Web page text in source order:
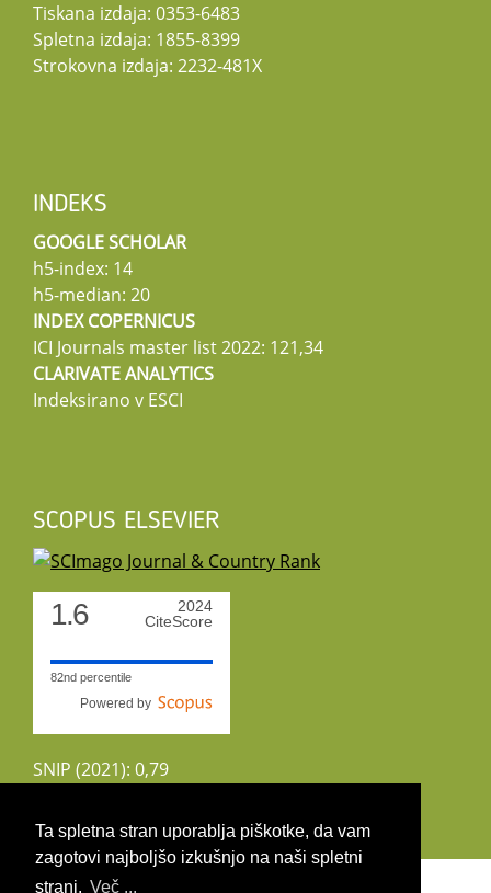
Ta spletna stran uporablja piškotke, da vam
zagotovi najboljšo izkušnjo na naši spletni
strani. Več ...
Tiskana izdaja: 0353-6483
Spletna izdaja: 1855-8399
Strokovna izdaja: 2232-481X
INDEKS
GOOGLE SCHOLAR
h5-index: 14
h5-median: 20
INDEX COPERNICUS
ICI Journals master list 2022: 121,34
CLARIVATE ANALYTICS
Indeksirano v ESCI
SCOPUS ELSEVIER
1.6
2024
CiteScore
82nd percentile
Powered by
SNIP (2021): 0,79